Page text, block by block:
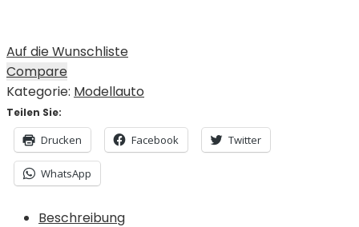
Auf die Wunschliste
Compare
Kategorie: Modellauto
Teilen Sie:
Drucken Facebook Twitter
WhatsApp
Beschreibung